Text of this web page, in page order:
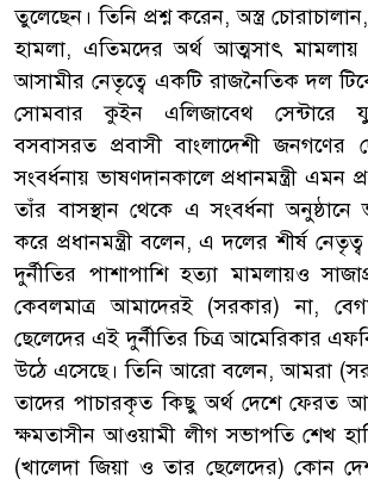
তুলেছেন। তিনি প্রশ্ন করেন, অস্ত্র
হামলা, এতিমদের অর্থ আত্মসাৎ মামলায়
আসামীর নেতৃত্বে একটি রাজনৈতিক দল
সোমবার কুইন এলিজাবেথ সেন্টারে
বসবাসরত প্রবাসী বাংলাদেশী
সংবর্ধনায় ভাষণদানকালে প্রধানমন্ত্রী এমন
তাঁর বাসস্থান থেকে এ সংবর্ধনা অনুষ্ঠানে
করে প্রধানমন্ত্রী বলেন, এ দলের শীর্ষ
দুর্নীতির পাশাপাশি হত্যা মামলায়ও
কেবলমাত্র আমাদেরই (সরকার) না,
ছেলেদের এই দুর্নীতির চিত্র আমেরিকার
উঠে এসেছে। তিনি আরো বলেন, আমরা
তাদের পাচারকৃত কিছু অর্থ দেশে ফেরত
ক্ষমতাসীন আওয়ামী লীগ সভাপতি শেখ
(খালেদা জিয়া ও তার ছেলেদের) কোন